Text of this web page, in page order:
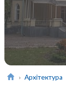
Архітектура